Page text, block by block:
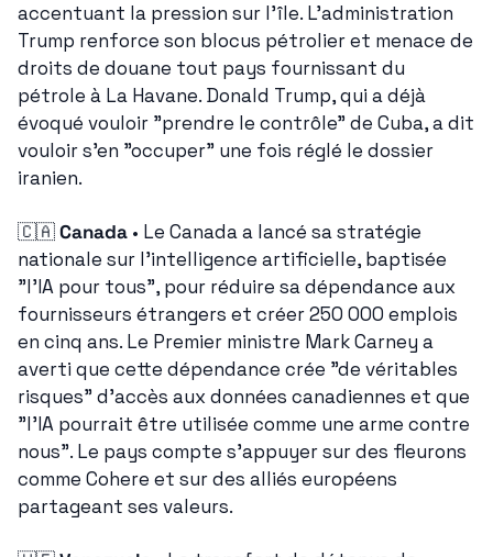
accentuant la pression sur l'île. L'administration
Trump renforce son blocus pétrolier et menace de
droits de douane tout pays fournissant du
pétrole à La Havane. Donald Trump, qui a déjà
évoqué vouloir "prendre le contrôle" de Cuba, a dit
vouloir s'en "occuper" une fois réglé le dossier
iranien.
🇨🇦Canada • Le Canada a lancé sa stratégie
nationale sur l'intelligence artificielle, baptisée
"l'IA pour tous", pour réduire sa dépendance aux
fournisseurs étrangers et créer 250 000 emplois
en cinq ans. Le Premier ministre Mark Carney a
averti que cette dépendance crée "de véritables
risques" d'accès aux données canadiennes et que
"l'IA pourrait être utilisée comme une arme contre
nous". Le pays compte s'appuyer sur des fleurons
comme Cohere et sur des alliés européens
partageant ses valeurs.